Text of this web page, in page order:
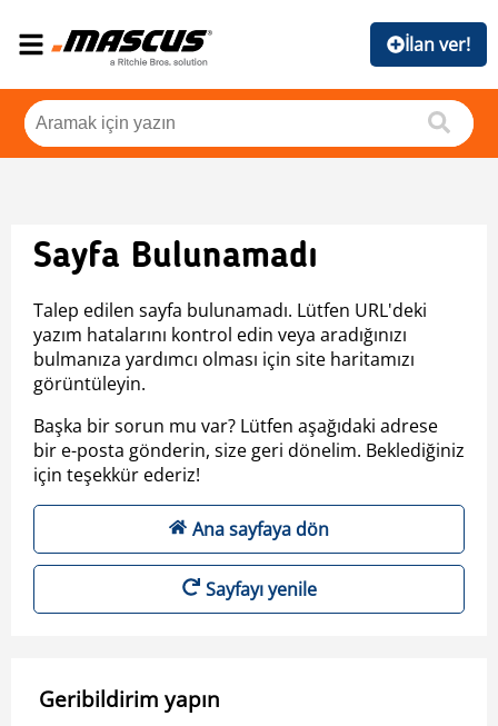
İlan ver!
Sayfa Bulunamadı
Talep edilen sayfa bulunamadı. Lütfen URL'deki
yazım hatalarını kontrol edin veya aradığınızı
bulmanıza yardımcı olması için site haritamızı
görüntüleyin.
Başka bir sorun mu var? Lütfen aşağıdaki adrese
bir e-posta gönderin, size geri dönelim. Beklediğiniz
için teşekkür ederiz!
Ana sayfaya dön
Sayfayı yenile
Geribildirim yapın